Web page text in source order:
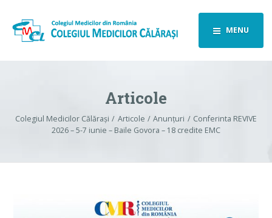
MENU
Articole
Colegiul Medicilor Călărași Articole Anunțuri
Conferinta REVIVE
2026 – 5-7 iunie – Baile Govora – 18 credite EMC